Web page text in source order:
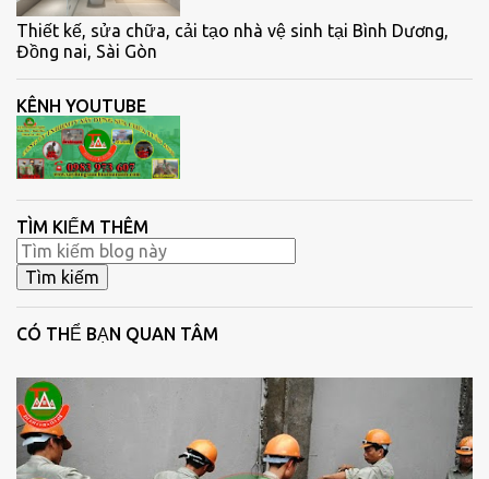
Thiết kế, sửa chữa, cải tạo nhà vệ sinh tại Bình Dương,
Đồng nai, Sài Gòn
KÊNH YOUTUBE
TÌM KIẾM THÊM
CÓ THỂ BẠN QUAN TÂM